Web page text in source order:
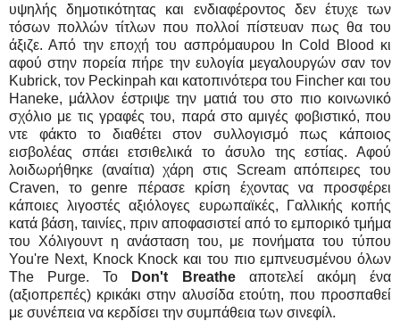
υψηλής δημοτικότητας και ενδιαφέροντος δεν έτυχε των
τόσων πολλών τίτλων που πολλοί πίστευαν πως θα του
άξιζε. Από την εποχή του ασπρόμαυρου In Cold Blood κι
αφού στην πορεία πήρε την ευλογία μεγαλουργών σαν τον
Kubrick, τον Peckinpah και κατοπινότερα του Fincher και του
Haneke, μάλλον έστριψε την ματιά του στο πιο κοινωνικό
σχόλιο με τις γραφές του, παρά στο αμιγές φοβιστικό, που
ντε φάκτο το διαθέτει στον συλλογισμό πως κάποιος
εισβολέας σπάει ετσιθελικά το άσυλο της εστίας. Αφού
λοιδωρήθηκε (αναίτια) χάρη στις Scream απόπειρες του
Craven, το genre πέρασε κρίση έχοντας να προσφέρει
κάποιες λιγοστές αξιόλογες ευρωπαϊκές, Γαλλικής κοπής
κατά βάση, ταινίες, πριν αποφασιστεί από το εμπορικό τμήμα
του Χόλιγουντ η ανάσταση του, με πονήματα του τύπου
You're Next, Knock Knock και του πιο εμπνευσμένου όλων
The Purge. Το
Don't Breatheαποτελεί ακόμη ένα
(αξιοπρεπές) κρικάκι στην αλυσίδα ετούτη, που προσπαθεί
με συνέπεια να κερδίσει την συμπάθεια των σινεφίλ.